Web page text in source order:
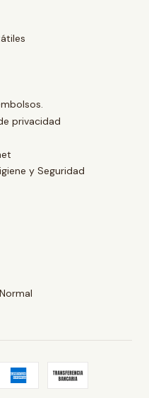
privacidad
y Seguridad